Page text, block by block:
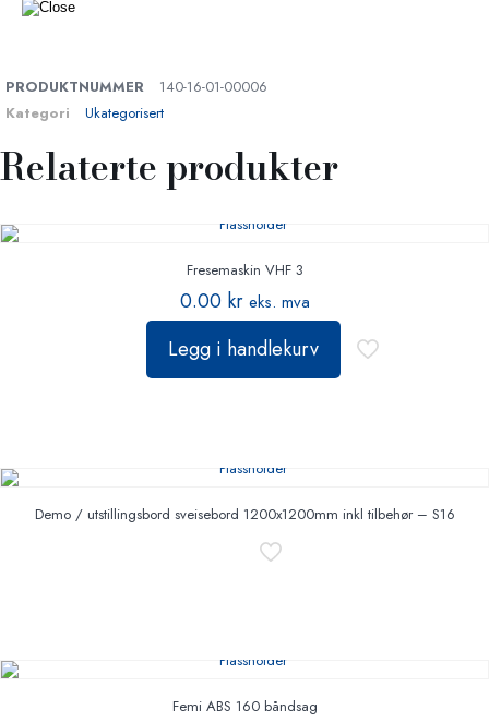
PRODUKTNUMMER
140-16-01-00006
Kategori
Ukategorisert
Relaterte produkter
Fresemaskin VHF 3
0.00 kr eks. mva
Legg i handlekurv
Demo / utstillingsbord sveisebord 1200x1200mm inkl tilbehør – S16
Femi ABS 160 båndsag